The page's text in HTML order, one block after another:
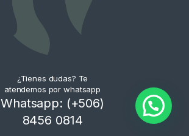
¿Tienes dudas? Te
atendemos por whatsapp
Whatsapp: (+506)
8456 0814